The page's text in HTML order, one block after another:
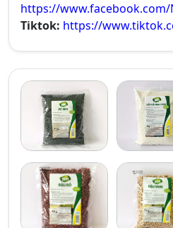
https://www.facebook.com/
Tiktok: https://